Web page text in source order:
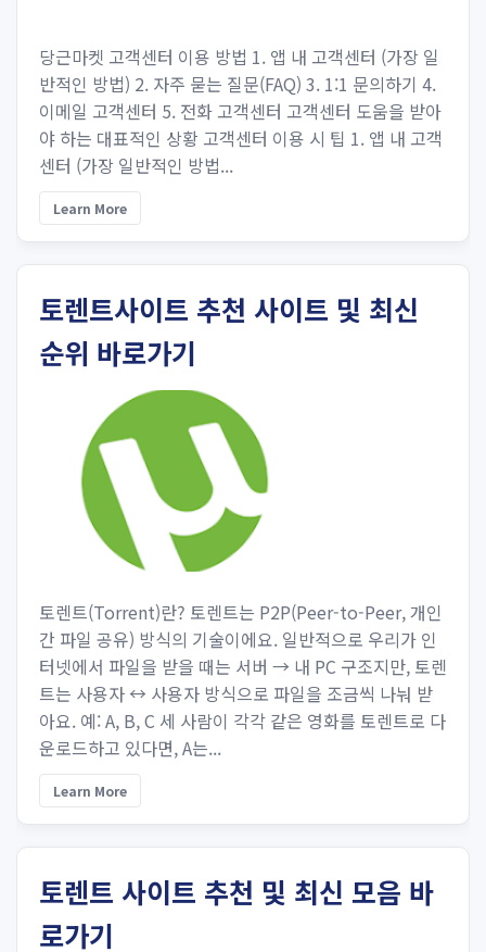
당근마켓 고객센터 이용 방법 1. 앱 내 고객센터 (가장 일
반적인 방법) 2. 자주 묻는 질문(FAQ) 3. 1:1 문의하기 4.
이메일 고객센터 5. 전화 고객센터 고객센터 도움을 받아
야 하는 대표적인 상황 고객센터 이용 시 팁 1. 앱 내 고객
센터 (가장 일반적인 방법...
Learn More
토렌트사이트 추천 사이트 및 최신
순위 바로가기
토렌트(Torrent)란? 토렌트는 P2P(Peer-to-Peer, 개인
간 파일 공유) 방식의 기술이에요. 일반적으로 우리가 인
터넷에서 파일을 받을 때는 서버 → 내 PC 구조지만, 토렌
트는 사용자 ↔ 사용자 방식으로 파일을 조금씩 나눠 받
아요. 예: A, B, C 세 사람이 각각 같은 영화를 토렌트로 다
운로드하고 있다면, A는...
Learn More
토렌트 사이트 추천 및 최신 모음 바
로가기